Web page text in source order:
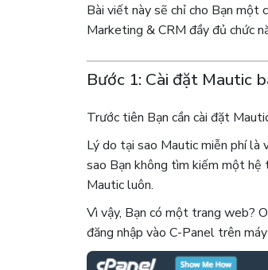
Bài viết này sẽ chỉ cho Bạn một
Marketing & CRM đầy đủ chức
Bước 1: Cài đặt Mautic
Trước tiên Bạn cần cài đặt
Lý do tại sao Mautic ​​miễn phí
sao Bạn không tìm kiếm một
Mautic luôn.
Vì vậy, Bạn có một trang web?
đăng nhập vào C-Panel trên